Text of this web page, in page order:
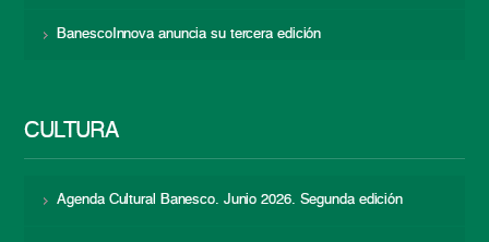
BanescoInnova anuncia su tercera edición
CULTURA
Agenda Cultural Banesco. Junio 2026. Segunda edición